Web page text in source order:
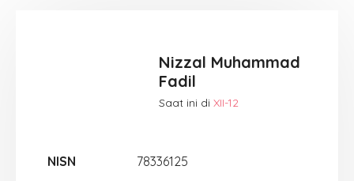
Nizzal Muhammad
Fadil
Saat ini di XII-12
NISN 78336125